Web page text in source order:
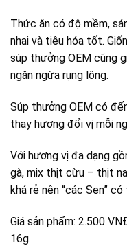
Thức ăn có độ mềm,
nhai và tiêu hóa tốt.
súp thưởng OEM cũng
ngăn ngừa rụng lông.
Súp thưởng OEM có
thay hương đổi vị mỗi
Với hương vị đa dạng
gà, mix thịt cừu – thịt
khá rẻ nên “các Sen”
Giá sản phẩm: 2.500
16g.